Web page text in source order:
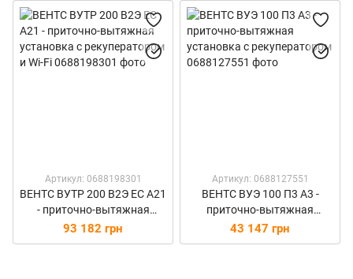
Артикул: 0688198301
ВЕНТС ВУТР 200 В2Э ЕС А21
- приточно-вытяжная
установка с рекуператором
и Wi-Fi
93 182 грн
Артикул: 0688127551
ВЕНТС ВУЭ 100 П3 А3 -
приточно-вытяжная
установка с рекуператором
43 147 грн